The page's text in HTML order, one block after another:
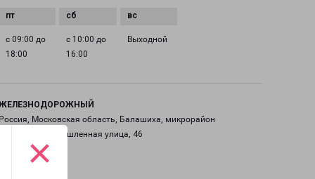
×
с 09:00 до
18:00
с 10:00 до
16:00
Выходной
Московская область, Балашиха, микрорайон
Промышленная улица, 46
карте